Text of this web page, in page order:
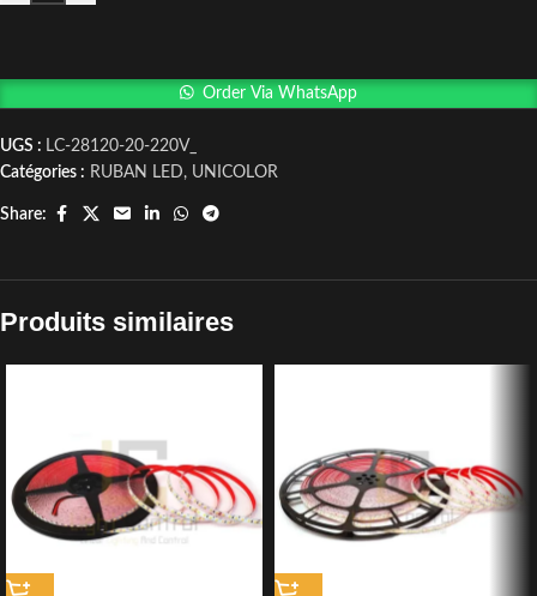
Order Via WhatsApp
UGS : LC-28120-20-220V_
Catégories : RUBAN LED, UNICOLOR
Share:
Produits similaires